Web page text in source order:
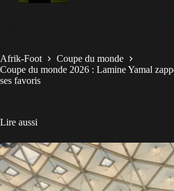
Afrik-Foot
Coupe du monde
Coupe du monde 2026 : Lamine Yamal
ses favoris
Lire aussi